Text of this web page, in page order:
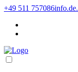
+49 511 757086